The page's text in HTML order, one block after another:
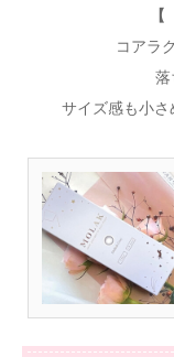
コアラ
落
サイズ感も小